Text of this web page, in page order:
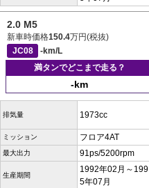
2.0 M5
新車時価格150.4万円(税抜)
JC08
-km/L
満タンでどこまで走る？
-km
排気量 1973cc
ミッション フロア4AT
最大出力 91ps/5200rpm
生産期間
1992年02月～199
5年07月